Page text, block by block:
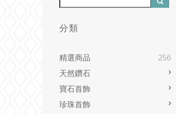
分類
精選商品
256
天然鑽石
寶石首飾
珍珠首飾